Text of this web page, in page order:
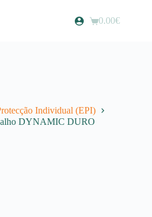
Carrinho
0.00€
Individual (EPI)
DYNAMIC DURO